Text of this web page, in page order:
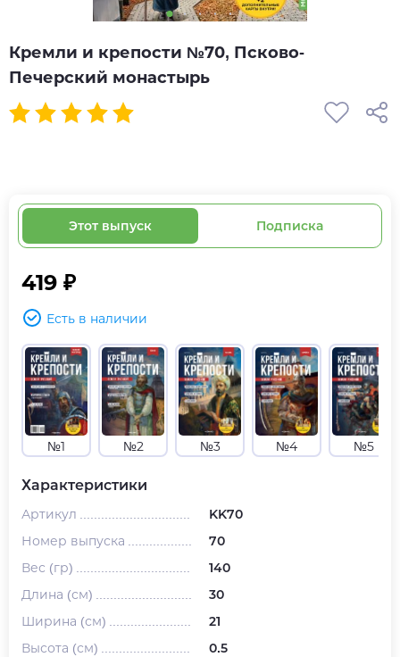
Кремли и крепости №70, Псково-
Печерский монастырь
Этот выпуск Подписка
419 ₽
Есть в наличии
№1 №2 №3 №4 №5
Характеристики
Артикул
KK70
Номер выпуска
70
Вес (гр)
140
Длина (см)
30
Ширина (см)
21
Высота (см)
0.5